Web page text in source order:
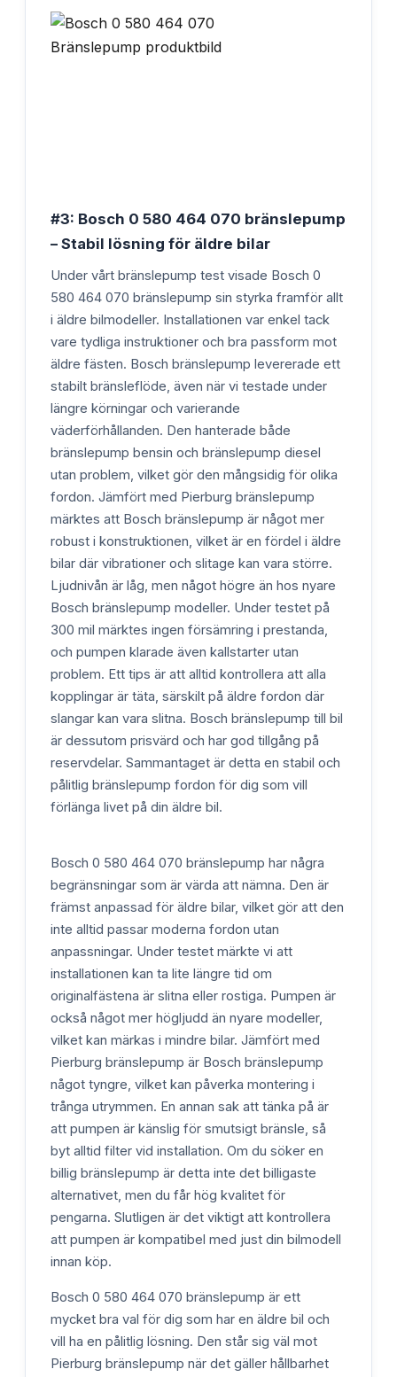
#3: Bosch 0 580 464 070 bränslepump
– Stabil lösning för äldre bilar
Under vårt bränslepump test visade Bosch 0
580 464 070 bränslepump sin styrka framför allt
i äldre bilmodeller. Installationen var enkel tack
vare tydliga instruktioner och bra passform mot
äldre fästen. Bosch bränslepump levererade ett
stabilt bränsleflöde, även när vi testade under
längre körningar och varierande
väderförhållanden. Den hanterade både
bränslepump bensin och bränslepump diesel
utan problem, vilket gör den mångsidig för olika
fordon. Jämfört med Pierburg bränslepump
märktes att Bosch bränslepump är något mer
robust i konstruktionen, vilket är en fördel i äldre
bilar där vibrationer och slitage kan vara större.
Ljudnivån är låg, men något högre än hos nyare
Bosch bränslepump modeller. Under testet på
300 mil märktes ingen försämring i prestanda,
och pumpen klarade även kallstarter utan
problem. Ett tips är att alltid kontrollera att alla
kopplingar är täta, särskilt på äldre fordon där
slangar kan vara slitna. Bosch bränslepump till bil
är dessutom prisvärd och har god tillgång på
reservdelar. Sammantaget är detta en stabil och
pålitlig bränslepump fordon för dig som vill
förlänga livet på din äldre bil.
Bosch 0 580 464 070 bränslepump har några
begränsningar som är värda att nämna. Den är
främst anpassad för äldre bilar, vilket gör att den
inte alltid passar moderna fordon utan
anpassningar. Under testet märkte vi att
installationen kan ta lite längre tid om
originalfästena är slitna eller rostiga. Pumpen är
också något mer högljudd än nyare modeller,
vilket kan märkas i mindre bilar. Jämfört med
Pierburg bränslepump är Bosch bränslepump
något tyngre, vilket kan påverka montering i
trånga utrymmen. En annan sak att tänka på är
att pumpen är känslig för smutsigt bränsle, så
byt alltid filter vid installation. Om du söker en
billig bränslepump är detta inte det billigaste
alternativet, men du får hög kvalitet för
pengarna. Slutligen är det viktigt att kontrollera
att pumpen är kompatibel med just din bilmodell
innan köp.
Bosch 0 580 464 070 bränslepump är ett
mycket bra val för dig som har en äldre bil och
vill ha en pålitlig lösning. Den står sig väl mot
Pierburg bränslepump när det gäller hållbarhet